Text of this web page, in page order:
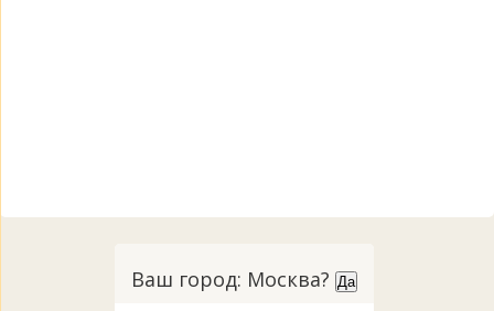
Ваш город: Москва? Да